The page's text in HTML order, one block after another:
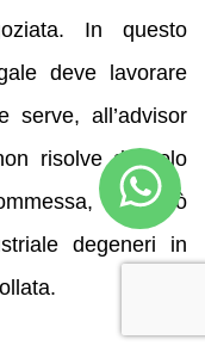
In questo
deve lavorare
serve, all’advisor
risolve da solo
ma può
degeneri in